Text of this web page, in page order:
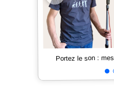
Portez le son : mes